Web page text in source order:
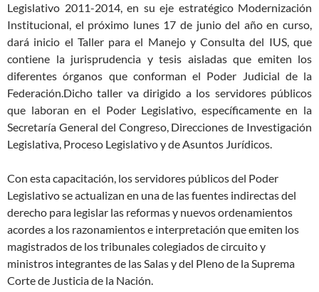
Legislativo 2011-2014, en su eje estratégico Modernización
Institucional, el próximo lunes 17 de junio del año en curso,
dará inicio el Taller para el Manejo y Consulta del IUS, que
contiene la jurisprudencia y tesis aisladas que emiten los
diferentes órganos que conforman el Poder Judicial de la
Federación.Dicho taller va dirigido a los servidores públicos
que laboran en el Poder Legislativo, específicamente en la
Secretaría General del Congreso, Direcciones de Investigación
Legislativa, Proceso Legislativo y de Asuntos Jurídicos.
Con esta capacitación, los servidores públicos del Poder
Legislativo se actualizan en una de las fuentes indirectas del
derecho para legislar las reformas y nuevos ordenamientos
acordes a los razonamientos e interpretación que emiten los
magistrados de los tribunales colegiados de circuito y
ministros integrantes de las Salas y del Pleno de la Suprema
Corte de Justicia de la Nación.